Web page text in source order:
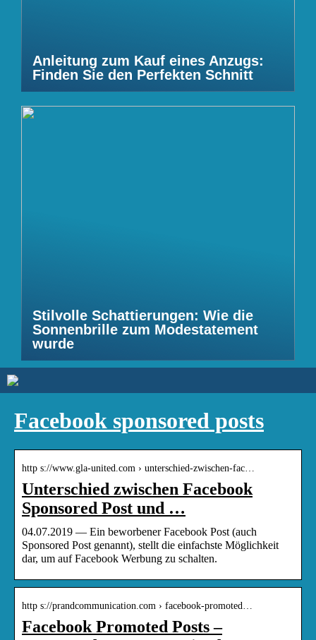
Anleitung zum Kauf eines Anzugs:
Finden Sie den Perfekten Schnitt
Stilvolle Schattierungen: Wie die
Sonnenbrille zum Modestatement
wurde
Facebook sponsored posts
http s://www.gla-united.com › unterschied-zwischen-fac…
Unterschied zwischen Facebook
Sponsored Post und …
04.07.2019 — Ein beworbener Facebook Post (auch
Sponsored Post genannt), stellt die einfachste Möglichkeit
dar, um auf Facebook Werbung zu schalten.
http s://prandcommunication.com › facebook-promoted…
Facebook Promoted Posts –